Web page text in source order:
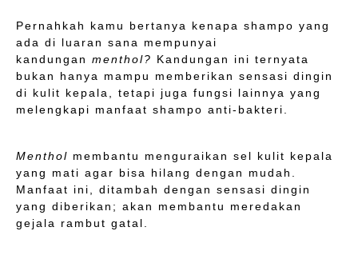
Pernahkah kamu bertanya kenapa shampo yang
ada di luaran sana mempunyai
kandungan menthol? Kandungan ini ternyata
bukan hanya mampu memberikan sensasi dingin
di kulit kepala, tetapi juga fungsi lainnya yang
melengkapi manfaat shampo anti-bakteri.
Menthol membantu menguraikan sel kulit kepala
yang mati agar bisa hilang dengan mudah.
Manfaat ini, ditambah dengan sensasi dingin
yang diberikan; akan membantu meredakan
gejala rambut gatal.